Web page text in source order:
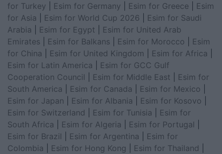
for Turkey
Esim for Germany Esim for Greece
Esim
for Asia
Esim for World Cup 2026
Esim for Saudi
Arabia
Esim for Egypt
Esim for United Arab
Emirates
Esim for Balkans Esim for Morocco
Esim
for China
Esim for United Kingdom Esim for Africa
Esim for Latin America
Esim for GCC Gulf
Cooperation Council
Esim for Middle East
Esim for
South America
Esim for Canada Esim for Mexico
Esim for Japan
Esim for Albania Esim for Kosovo
Esim for Switzerland
Esim for Tunisia
Esim for
South Africa
Esim for Algeria Esim for Portugal
Esim for Brazil
Esim for Argentina
Esim for
Colombia
Esim for Hong Kong Esim for Thailand